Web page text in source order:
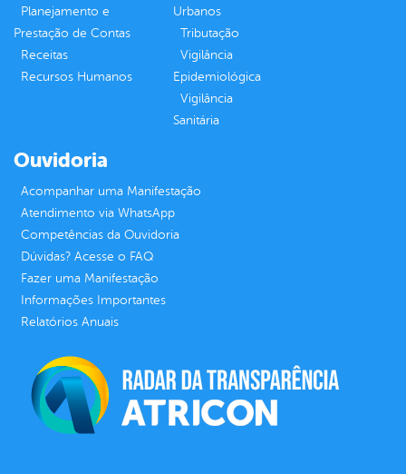
Planejamento e
Prestação de Contas
Receitas
Recursos Humanos
Urbanos
Tributação
Vigilância
Epidemiológica
Vigilância
Sanitária
Ouvidoria
Acompanhar uma Manifestação
Atendimento via WhatsApp
Competências da Ouvidoria
Dúvidas? Acesse o FAQ
Fazer uma Manifestação
Informações Importantes
Relatórios Anuais